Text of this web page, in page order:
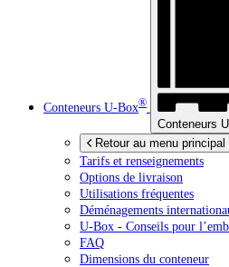
Conteneurs U-Box®
Conteneurs
Retour au menu principal
Tarifs et renseignements
Options de livraison
Utilisations fréquentes
Déménagements
U-Box - Conseils pour
FAQ
Dimensions du conteneur